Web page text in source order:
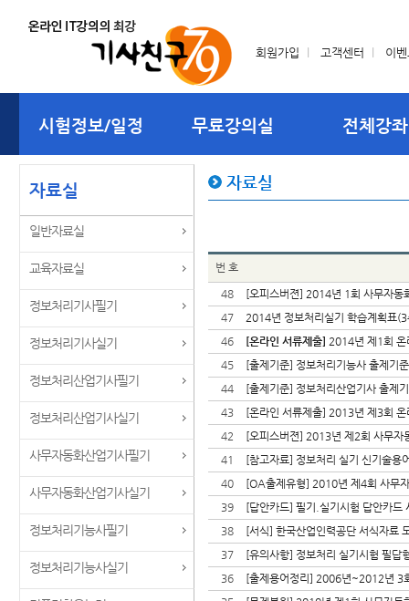
회원가입 고객센터 이
시험정보/일정 무료강의실 전체강좌
자료실
일반자료실
교육자료실
정보처리기사필기
정보처리기사실기
정보처리산업기사필기
정보처리산업기사실기
사무자동화산업기사필기
사무자동화산업기사실기
정보처리기능사필기
정보처리기능사실기
자료실
번 호
48
[오피스버젼] 2014년 1회 사무자동
47
2014년 정보처리실기 학습계획표
46
[온라인 서류제출] 2014년 제1회 온
45
[출제기준] 정보처리기능사 출제
44
[출제기준] 정보처리산업기사 출
43
[온라인 서류제출] 2013년 제3회
42
[오피스버젼] 2013년 제2회 사무자
41
[참고자료] 정보처리 실기 신기술용
40
[OA출제유형] 2010년 제4회 사무
39
[답안카드] 필기.실기시험 답안카드
38
[서식] 한국산업인력공단 서식자료
37
[유의사항] 정보처리 실기시험 필답
36
[출제용어정리] 2006년~2012년 3